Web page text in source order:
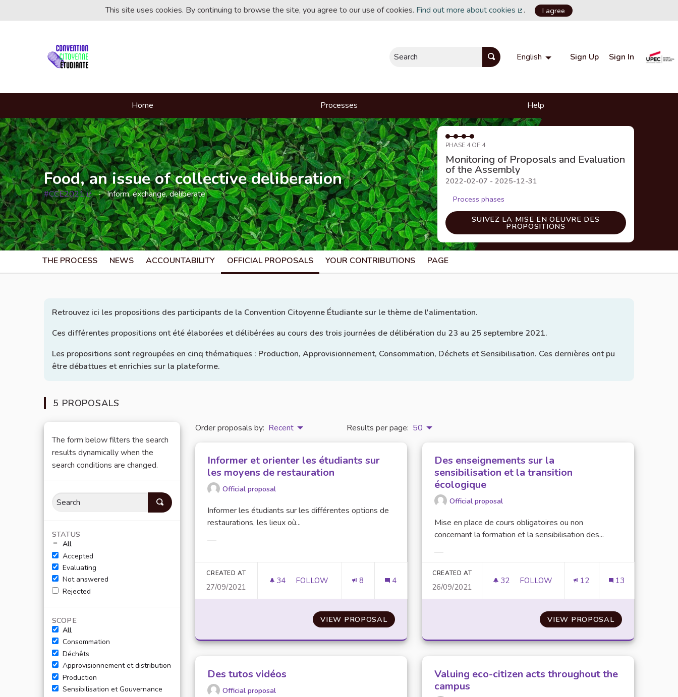
This site uses cookies. By continuing to browse the site, you agree to our use of cookies. Find out more about cookies
(External link)
. I agree
Search English Choisir la langue Choose language
Sign Up Sign In
Home Processes Help
Food, an issue of collective deliberation
#CCE2021
(External link)
Inform, exchange, deliberate
PHASE 4 OF 4
Monitoring of Proposals and Evaluation
of the Assembly
2022-02-07 - 2025-12-31
Process phases
SUIVEZ LA MISE EN OEUVRE DES
PROPOSITIONS
THE PROCESS NEWS ACCOUNTABILITY OFFICIAL PROPOSALS YOUR CONTRIBUTIONS PAGE
Retrouvez ici les propositions des participants de la Convention Citoyenne Étudiante sur le thème de l'alimentation.
Ces différentes propositions ont été élaborées et délibérées au cours des trois journées de délibération du 23 au 25 septembre 2021.
Les propositions sont regroupées en cinq thématiques : Production, Approvisionnement, Consommation, Déchets et Sensibilisation. Ces dernières ont pu
être débattues et enrichies sur la plateforme.
5 PROPOSALS
The form below filters the search
results dynamically when the
search conditions are changed.
STATUS
All
Accepted
Evaluating
Not answered
Rejected
SCOPE
All
Consommation
Déchêts
Approvisionnement et distribution
Production
Sensibilisation et Gouvernance
Order proposals by: Recent Results per page: 50
Informer et orienter les étudiants sur
les moyens de restauration
Official proposal
Informer les étudiants sur les différentes options de
restaurations, les lieux où...
CREATED AT
27/09/2021
34 34 FOLLOWERS
FOLLOW
INFORMER ET ORIENTER LES ÉTUDIANTS SUR LES MOYENS DE RESTAURATION
8 4
VIEW PROPOSALINFORMER ET ORIENTER LES ÉTUDIANTS SUR LES MOYENS DE
Des enseignements sur la
sensibilisation et la transition
écologique
Official proposal
Mise en place de cours obligatoires ou non
concernant la formation et la sensibilisation des...
CREATED AT
26/09/2021
32 32 FOLLOWERS
FOLLOW 12 13
VIEW PROPOSALDES
Des tutos vidéos
Official proposal
Valuing eco-citizen acts throughout the
campus